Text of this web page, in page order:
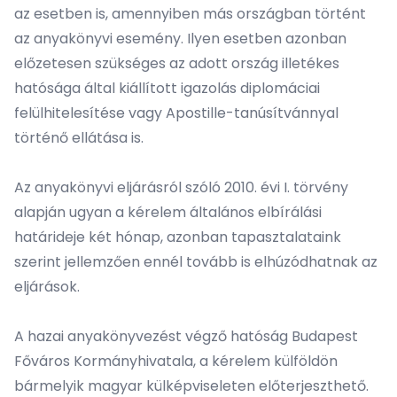
az esetben is, amennyiben más országban történt
az anyakönyvi esemény. Ilyen esetben azonban
előzetesen szükséges az adott ország illetékes
hatósága által kiállított igazolás diplomáciai
felülhitelesítése vagy Apostille-tanúsítvánnyal
történő ellátása is.
Az anyakönyvi eljárásról szóló 2010. évi I. törvény
alapján ugyan a kérelem általános elbírálási
határideje két hónap, azonban tapasztalataink
szerint jellemzően ennél tovább is elhúzódhatnak az
eljárások.
A hazai anyakönyvezést végző hatóság Budapest
Főváros Kormányhivatala, a kérelem külföldön
bármelyik magyar külképviseleten előterjeszthető.